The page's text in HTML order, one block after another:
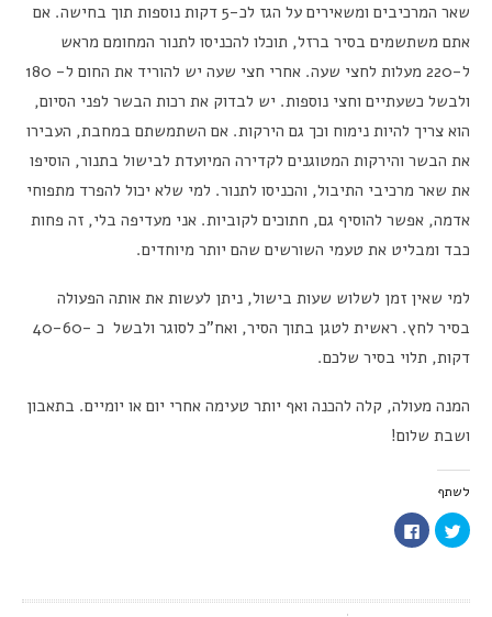
שאר המרכיבים ומשאירים על הגז לכ-5 דקות נוספות תוך בחישה. אם
אתם משתשמים בסיר ברזל, תוכלו להכניסו לתנור המחומם מראש
ל-220 מעלות לחצי שעה. אחרי חצי שעה יש להוריד את החום ל- 180
ולבשל כשעתיים וחצי נוספות. יש לבדוק את רכות הבשר לפני הסיום,
הוא צריך להיות נימוח וכך גם הירקות. אם השתמשתם במחבת, העבירו
את הבשר והירקות המטוגנים לקדירה המיועדת לבישול בתנור, הוסיפו
את שאר מרכיבי התיבול, והכניסו לתנור. למי שלא יכול להפרד מתפוחי
אדמה, אפשר להוסיף גם, חתוכים לקוביות. אני מעדיפה בלי, זה פחות
כבד ומבליט את טעמי השורשים שהם יותר מיוחדים.
למי שאין זמן לשלוש שעות בישול, ניתן לעשות את אותה הפעולה
בסיר לחץ. ראשית לטגן בתוך הסיר, ואח”כ לסוגר ולבשל כ -40-60
דקות, תלוי בסיר שלכם.
המנה מעולה, קלה להכנה ואף יותר טעימה אחרי יום או יומיים. בתאבון
ושבת שלום!
לשתף
לחצו
כדי
לשתף
חדש)
לחיצה
לשיתוף